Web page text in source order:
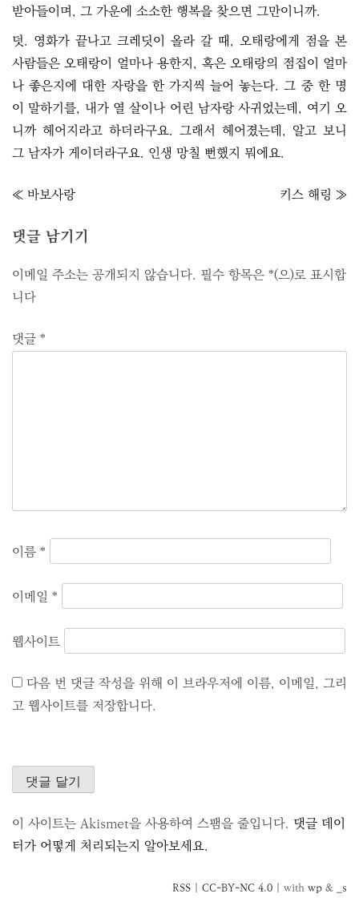
받아들이며, 그 가운에 소소한 행복을 찾으면 그만이니까.
덧. 영화가 끝나고 크레딧이 올라 갈 때, 오태랑에게 점을 본
사람들은 오태랑이 얼마나 용한지, 혹은 오태랑의 점집이 얼마
나 좋은지에 대한 자랑을 한 가지씩 늘어 놓는다. 그 중 한 명
이 말하기를, 내가 열 살이나 어린 남자랑 사귀었는데, 여기 오
니까 헤어지라고 하더라구요. 그래서 헤어졌는데, 알고 보니
그 남자가 게이더라구요. 인생 망칠 뻔했지 뭐에요.
글
비
게
이
션
≪ 바보사랑 키스 해링 ≫
댓글 남기기
이메일 주소는 공개되지 않습니다. 필수 항목은 *(으)로 표시합
니다
댓글 *
이름 *
이메일 *
웹사이트
다음 번 댓글 작성을 위해 이 브라우저에 이름, 이메일, 그리
고 웹사이트를 저장합니다.
이 사이트는 Akismet을 사용하여 스팸을 줄입니다. 댓글 데이
터가 어떻게 처리되는지 알아보세요.
RSS | CC-BY-NC 4.0 | with wp & _s